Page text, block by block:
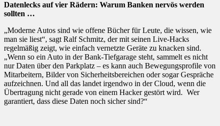
Datenlecks auf vier Rädern: Warum Banken nervös werden
sollten …
„Moderne Autos sind wie offene Bücher für Leute, die wissen, wie
man sie liest“, sagt Ralf Schmitz, der mit seinen Live-Hacks
regelmäßig zeigt, wie einfach vernetzte Geräte zu knacken sind.
„Wenn so ein Auto in der Bank-Tiefgarage steht, sammelt es nicht
nur Daten über den Parkplatz – es kann auch Bewegungsprofile von
Mitarbeitern, Bilder von Sicherheitsbereichen oder sogar Gespräche
aufzeichnen. Und all das landet irgendwo in der Cloud, wenn die
Übertragung nicht gerade von einem Hacker gestört wird. Wer
garantiert, dass diese Daten noch sicher sind?“